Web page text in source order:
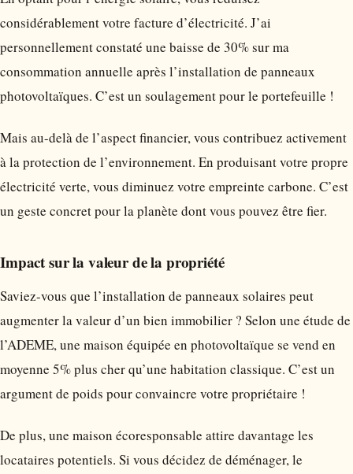
considérablement votre facture d’électricité. J’ai
personnellement constaté une baisse de 30% sur ma
consommation annuelle après l’installation de panneaux
photovoltaïques. C’est un soulagement pour le portefeuille !
Mais au-delà de l’aspect financier, vous contribuez activement
à la protection de l’environnement. En produisant votre propre
électricité verte, vous diminuez votre empreinte carbone. C’est
un geste concret pour la planète dont vous pouvez être fier.
Impact sur la valeur de la propriété
Saviez-vous que l’installation de panneaux solaires peut
augmenter la valeur d’un bien immobilier ? Selon une étude de
l’ADEME, une maison équipée en photovoltaïque se vend en
moyenne 5% plus cher qu’une habitation classique. C’est un
argument de poids pour convaincre votre propriétaire !
De plus, une maison écoresponsable attire davantage les
locataires potentiels. Si vous décidez de déménager, le